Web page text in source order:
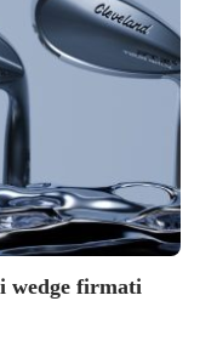
wedge firmati